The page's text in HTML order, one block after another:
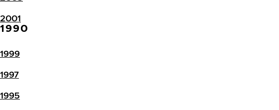
2001
1990
1999
1997
1995